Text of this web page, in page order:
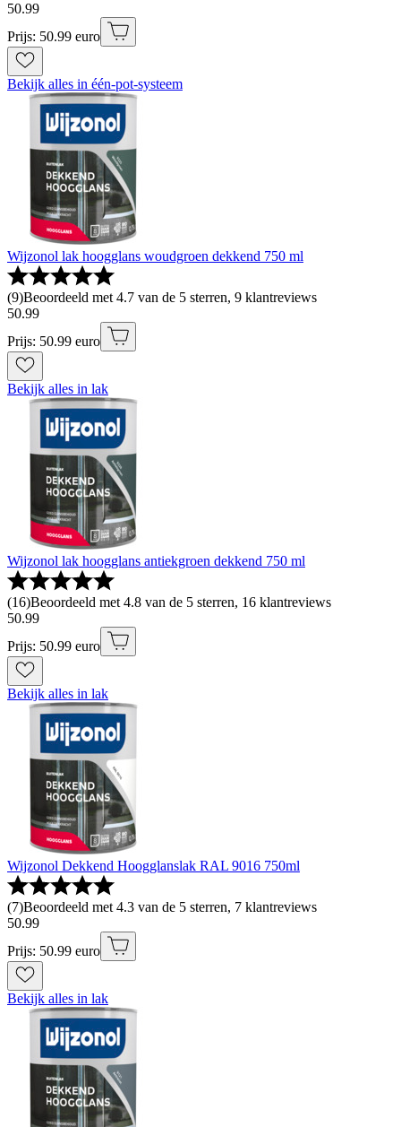
50.99
Prijs: 50.99 euro
Bekijk alles in één-pot-systeem
Wijzonol lak hoogglans woudgroen dekkend 750 ml
(9)Beoordeeld met 4.7 van de 5 sterren, 9 klantreviews
50.99
Prijs: 50.99 euro
Bekijk alles in lak
Wijzonol lak hoogglans antiekgroen dekkend 750 ml
(16)Beoordeeld met 4.8 van de 5 sterren, 16 klantreviews
50.99
Prijs: 50.99 euro
Bekijk alles in lak
Wijzonol Dekkend Hoogglanslak RAL 9016 750ml
(7)Beoordeeld met 4.3 van de 5 sterren, 7 klantreviews
50.99
Prijs: 50.99 euro
Bekijk alles in lak